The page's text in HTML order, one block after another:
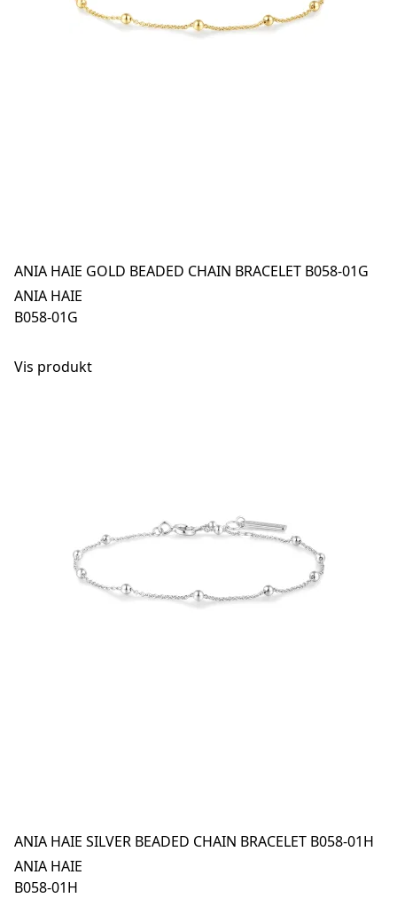
ANIA HAIE GOLD BEADED CHAIN BRACELET B058-01G
ANIA HAIE
B058-01G
Vis produkt
ANIA HAIE SILVER BEADED CHAIN BRACELET B058-01H
ANIA HAIE
B058-01H